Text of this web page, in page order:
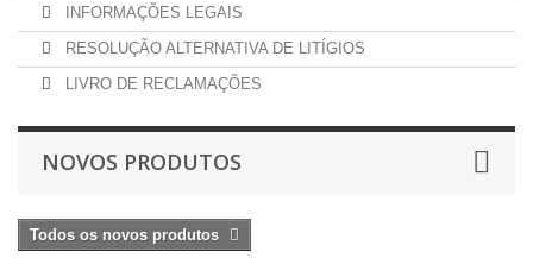
INFORMAÇÕES LEGAIS
RESOLUÇÃO ALTERNATIVA DE LITÍGIOS
LIVRO DE RECLAMAÇÕES
NOVOS PRODUTOS
Todos os novos produtos